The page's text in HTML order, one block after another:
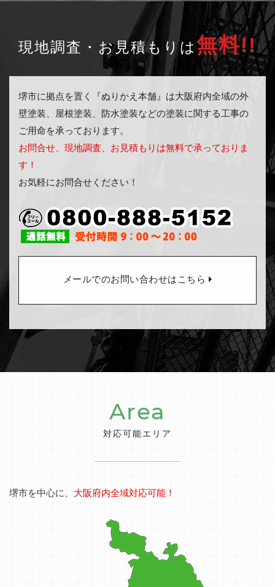
現地調査・お見積もりは無料!!
堺市に拠点を置く『ぬりかえ本舗』は大阪府内全域の外
壁塗装、屋根塗装、防水塗装などの塗装に関する工事の
ご用命を承っております。
お問合せ、現地調査、お見積もりは無料で承っておりま
す！
お気軽にお問合せください！
メールでのお問い合わせはこちら
Area
対応可能エリア
堺市を中心に、 大阪府内全域対応可能！